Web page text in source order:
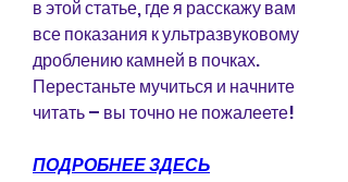
в этой статье, где я расскажу вам
все показания к ультразвуковому
дроблению камней в почках.
Перестаньте мучиться и начните
читать – вы точно не пожалеете!
ПОДРОБНЕЕ ЗДЕСЬ